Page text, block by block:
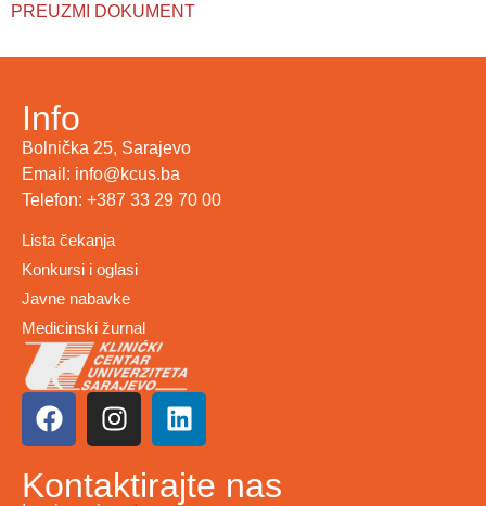
PREUZMI DOKUMENT
Info
Bolnička 25, Sarajevo
Email: info@kcus.ba
Telefon: +387 33 29 70 00
Lista čekanja
Konkursi i oglasi
Javne nabavke
Medicinski žurnal
Kontaktirajte nas